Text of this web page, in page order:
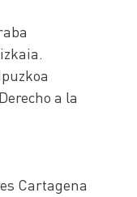
a la
Cartagena